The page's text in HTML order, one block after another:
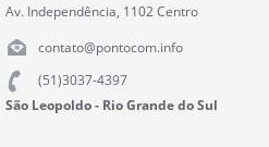
Av. Independência, 1102 Centro
contato@pontocom.info
(51)3037-4397
São Leopoldo - Rio Grande do Sul